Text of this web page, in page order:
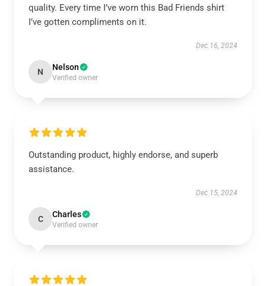
quality. Every time I’ve worn this Bad Friends shirt
I’ve gotten compliments on it.
Dec 16, 2024
N Nelson
Verified owner
Outstanding product, highly endorse, and superb
assistance.
Dec 15, 2024
C Charles
Verified owner